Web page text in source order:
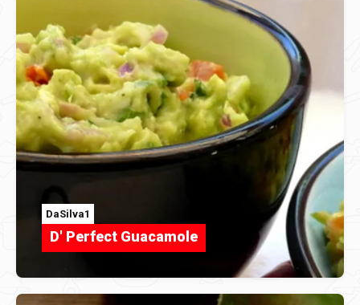
DaSilva1
D' Perfect Guacamole